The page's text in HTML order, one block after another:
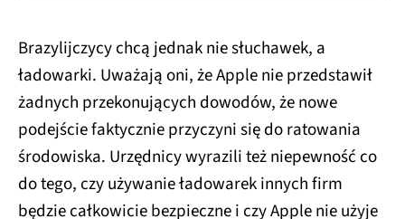
Brazylijczycy chcą jednak nie słuchawek, a
ładowarki. Uważają oni, że Apple nie przedstawił
żadnych przekonujących dowodów, że nowe
podejście faktycznie przyczyni się do ratowania
środowiska. Urzędnicy wyrazili też niepewność co
do tego, czy używanie ładowarek innych firm
będzie całkowicie bezpieczne i czy Apple nie użyje